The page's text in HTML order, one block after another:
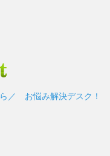
／ お悩み解決デスク！